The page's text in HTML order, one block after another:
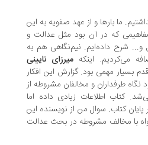
بارها و از عهد صفویه به این
که در آن بود مثل عدالت و
داده‌ایم. نیم‌نگاهی هم به
اینکه میرزای نایینی
مهمی بود. گزارش این افکار
و مخالفان مشروطه از
زیادی داده اما
سوال من از نویسنده این
مشروطه در بحث عدالت